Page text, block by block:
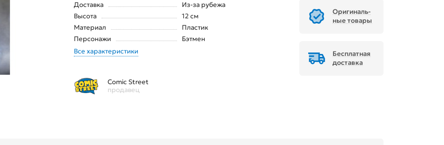
Доставка
Из-за рубежа
Высота
12 см
Материал
Пластик
Персонажи
Бэтмен
Все характеристики
Comic Street
продавец
Ори­ги­наль­
ные товары
Бесплатная
доставка